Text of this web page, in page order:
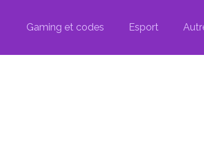
Gaming et codes Esport